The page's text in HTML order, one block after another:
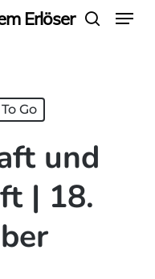
Erlöser Menu
Go
und
| 18.